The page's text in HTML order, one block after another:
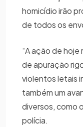
homicídio irão
de todos os
“A ação de
de apuração
violentos letais
também um
diversos, como
polícia.